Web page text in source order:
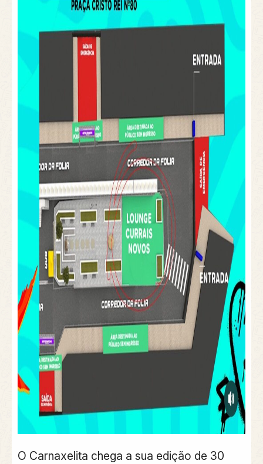
O Carnaxelita chega a sua edição de 30